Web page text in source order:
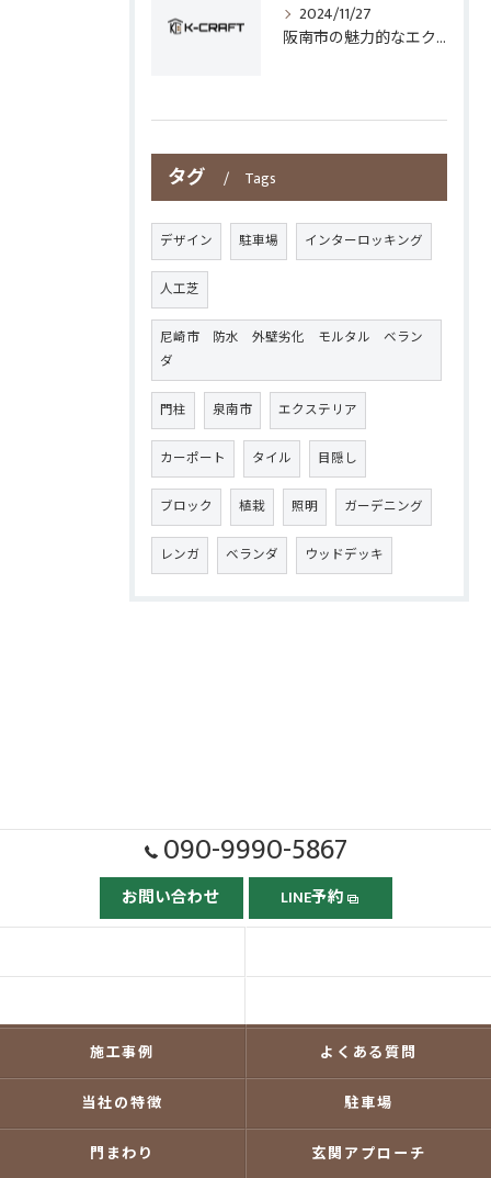
2024/11/27
阪南市の魅力的なエクステリアデザイン
タグ Tags
デザイン 駐車場 インターロッキング
人工芝
尼崎市 防水 外壁劣化 モルタル ベラン
ダ
門柱 泉南市 エクステリア
カーポート タイル 目隠し
ブロック 植栽 照明 ガーデニング
レンガ ベランダ ウッドデッキ
090-9990-5867
お問い合わせ LINE予約
施工事例 よくある質問
当社の特徴 駐車場
門まわり 玄関アプローチ